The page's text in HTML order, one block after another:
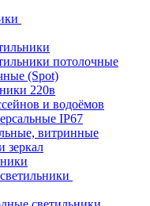
потолочные
(Spot)
220в
и водоёмов
IP67
витринные
зеркал